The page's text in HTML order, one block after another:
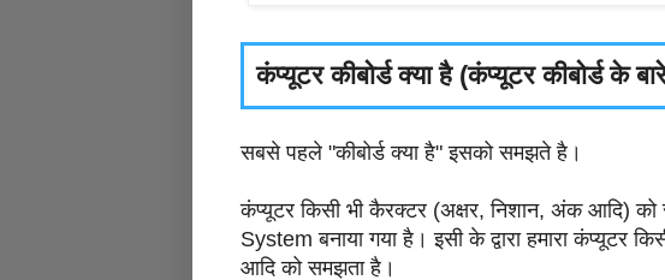
कंप्यूटर कीबोर्ड क्या है (कंप्यूटर कीबोर्ड के
सबसे पहले "कीबोर्ड क्या है" इसको समझते है।
कंप्यूटर किसी भी कैरक्टर (अक्षर, निशान, अंक आदि)
System बनाया गया है। इसी के द्वारा हमारा कंप्यूटर
आदि को समझता है।